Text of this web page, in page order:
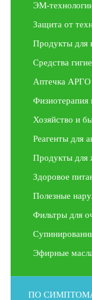
ЭМ-
Защита от
Продукты для
Средства
Аптечка АРГО
Хозяйство и
Реагенты для
Продукты для
Здоровое
Полезные
Фильтры для
Эфирные
ПО